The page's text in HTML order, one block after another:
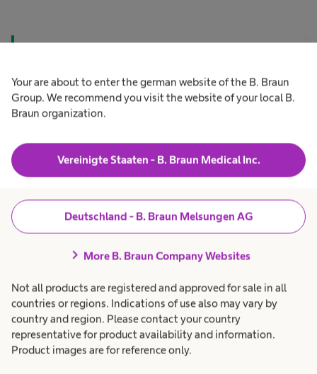
Your are about to enter the german website of the B. Braun
Group. We recommend you visit the website of your local B.
Braun organization.
Vereinigte Staaten - B. Braun Medical Inc.
Deutschland - B. Braun Melsungen AG
chevron_right More B. Braun Company Websites
Not all products are registered and approved for sale in all
countries or regions. Indications of use also may vary by
country and region. Please contact your country
representative for product availability and information.
Product images are for reference only.
Hygienemanagement
Kontinenzversorgung & Urologie navigate_next
Stomaversorgung navigate_next
Wundmanagement navigate_next